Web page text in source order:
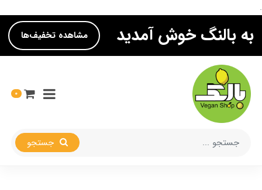
.
به بالنگ خوش آمدید مشاهده تخفیف‌ها
0